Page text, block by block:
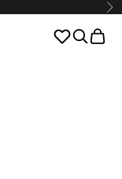
Szukaj